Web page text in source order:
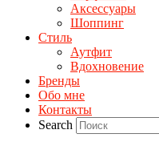
Аксессуары
Шоппинг
Стиль
Аутфит
Вдохновение
Бренды
Обо мне
Контакты
Search